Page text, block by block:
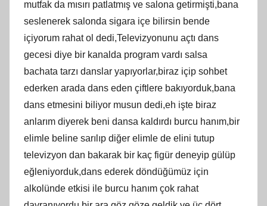
mutfak da mısırı patlatmış ve salona getirmişti,bana
seslenerek salonda sigara içe bilirsin bende
içiyorum rahat ol dedi,Televizyonunu açtı dans
gecesi diye bir kanalda program vardı salsa
bachata tarzı danslar yapıyorlar,biraz içip sohbet
ederken arada dans eden çiftlere bakıyorduk,bana
dans etmesini biliyor musun dedi,eh işte biraz
anlarım diyerek beni dansa kaldırdı burcu hanım,bir
elimle beline sarılıp diğer elimle de elini tutup
televizyon dan bakarak bir kaç figür deneyip gülüp
eğleniyorduk,dans ederek döndüğümüz için
alkolünde etkisi ile burcu hanım çok rahat